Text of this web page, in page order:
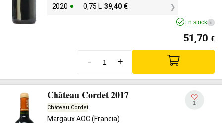
2020 0,75 L 39,40 €
En stock i
51,70 €
- +
Château Cordet 2017
Château Cordet
Margaux AOC (Francia)
1